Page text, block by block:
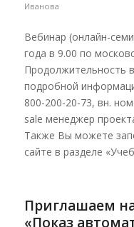
Иванова
Вебинар (онлайн-
года в 9.00 по
Продолжительность
подробной
800-200-20-73, вн.
sale менеджер
Также Вы можете
сайте в разделе
Приглашаем
«Показ